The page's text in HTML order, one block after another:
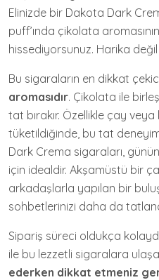
Elinizde bir Dakota Dark
puff’ında çikolata
hissediyorsunuz. Harika değil
Bu sigaraların en dikkat
aromasıdır. Çikolata ile
tat bırakır. Özellikle çay
tüketildiğinde, bu tat
Dark Crema sigaraları,
için idealdir. Akşamüstü bir
arkadaşlarla yapılan bir
sohbetlerinizi daha da
Sipariş süreci oldukça
ile bu lezzetli sigaralara
ederken dikkat etmeniz